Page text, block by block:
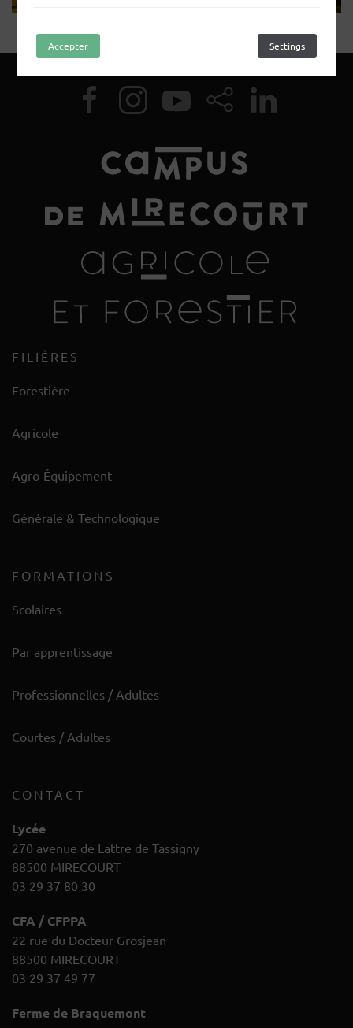
FILIÈRES
Forestière
Agricole
Agro-Équipement
Générale & Technologique
FORMATIONS
Scolaires
Par apprentissage
Professionnelles / Adultes
Courtes / Adultes
CONTACT
Lycée
270 avenue de Lattre de Tassigny
88500 MIRECOURT
03 29 37 80 30
CFA / CFPPA
22 rue du Docteur Grosjean
88500 MIRECOURT
03 29 37 49 77
Ferme de Braquemont
Accepter Settings